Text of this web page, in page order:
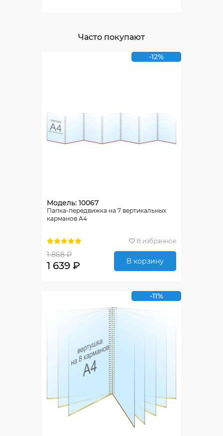
Часто покупают
-12%
Модель: 10067
Папка-передвижка на 7 вертикальных
карманов А4
В избранное
1 868 ₽
1 639 ₽ В корзину
-11%